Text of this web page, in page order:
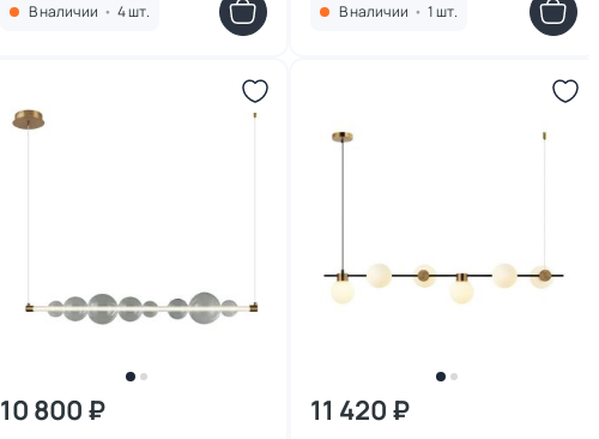
В наличии • 4 шт. В наличии • 1 шт.
10 800 ₽ 11 420 ₽